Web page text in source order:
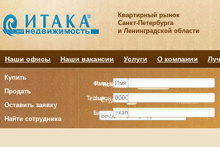
Квартирный рынок
Санкт-Петербурга
и Ленинградской области
Наши офисы Наши вакансии Услуги О компании
Купить
Продать
Оставить заявку
Найти сотрудника
Комнату
Студия Комнат
Комнату
Студия Комнат
Имя
Телефон
E-mail
Фамилия
Имя
Телефон